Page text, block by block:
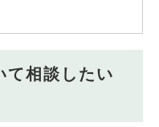
て相談したい